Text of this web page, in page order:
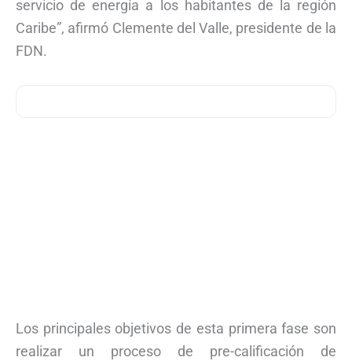
servicio de energía a los habitantes de la región
Caribe”, afirmó Clemente del Valle, presidente de la
FDN.
Los principales objetivos de esta primera fase son
realizar un proceso de pre-calificación de